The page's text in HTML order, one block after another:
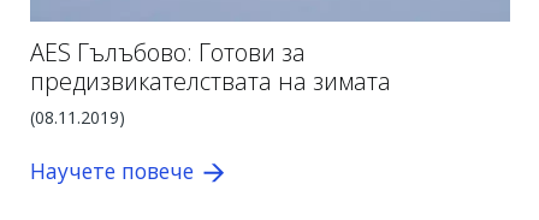
AES Гълъбово: Готови за
предизвикателствата на зимата
(08.11.2019)
Научете повече